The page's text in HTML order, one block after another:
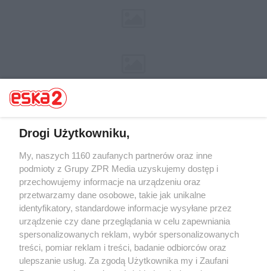
Żaden utwór zamieszczony w serwisie nie może być powielany i
rozpowszechniany lub dalej rozpowszechniany w jakikolwiek sposób (w
tym także elektroniczny lub mechaniczny) na jakimkolwiek polu
eksploatacji w jakiejkolwiek formie, włącznie z umieszczaniem w
Internecie bez pisemnej zgody właściciela praw. Jakiekolwiek użycie lub
wykorzystanie utworów w całości lub w części z naruszeniem prawa,
tzn. bez właściwej zgody, jest zabronione pod groźbą kary i może być
ścigane prawnie.
Drogi Użytkowniku,
My, naszych 1160 zaufanych partnerów oraz inne
podmioty z Grupy ZPR Media uzyskujemy dostęp i
przechowujemy informacje na urządzeniu oraz
przetwarzamy dane osobowe, takie jak unikalne
identyfikatory, standardowe informacje wysyłane przez
urządzenie czy dane przeglądania w celu zapewniania
spersonalizowanych reklam, wybór spersonalizowanych
treści, pomiar reklam i treści, badanie odbiorców oraz
ulepszanie usług. Za zgodą Użytkownika my i Zaufani